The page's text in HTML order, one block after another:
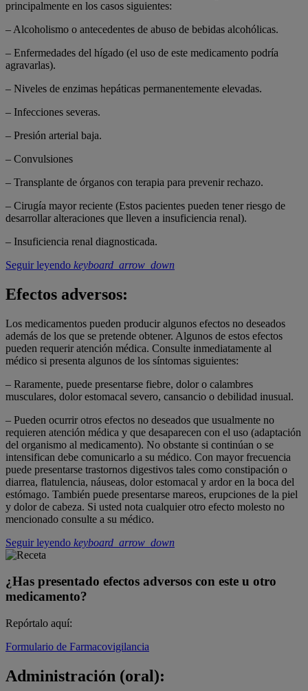
principalmente en los casos siguientes:
– Alcoholismo o antecedentes de abuso de bebidas alcohólicas.
– Enfermedades del hígado (el uso de este medicamento podría
agravarlas).
– Niveles de enzimas hepáticas permanentemente elevadas.
– Infecciones severas.
– Presión arterial baja.
– Convulsiones
– Transplante de órganos con terapia para prevenir rechazo.
– Cirugía mayor reciente (Estos pacientes pueden tener riesgo de
desarrollar alteraciones que lleven a insuficiencia renal).
– Insuficiencia renal diagnosticada.
Seguir leyendo keyboard_arrow_down
Efectos adversos:
Los medicamentos pueden producir algunos efectos no deseados
además de los que se pretende obtener. Algunos de estos efectos
pueden requerir atención médica. Consulte inmediatamente al
médico si presenta algunos de los síntomas siguientes:
– Raramente, puede presentarse fiebre, dolor o calambres
musculares, dolor estomacal severo, cansancio o debilidad inusual.
– Pueden ocurrir otros efectos no deseados que usualmente no
requieren atención médica y que desaparecen con el uso (adaptación
del organismo al medicamento). No obstante si continúan o se
intensifican debe comunicarlo a su médico. Con mayor frecuencia
puede presentarse trastornos digestivos tales como constipación o
diarrea, flatulencia, náuseas, dolor estomacal y ardor en la boca del
estómago. También puede presentarse mareos, erupciones de la piel
y dolor de cabeza. Si usted nota cualquier otro efecto molesto no
mencionado consulte a su médico.
Seguir leyendo keyboard_arrow_down
¿Has presentado efectos adversos con este u otro
medicamento?
Repórtalo aquí:
Formulario de Farmacovigilancia
Administración (oral):